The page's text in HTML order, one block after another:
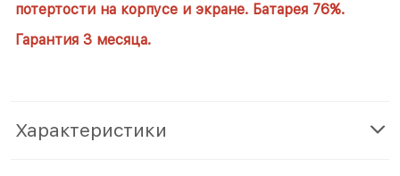
потертости на корпусе и экране. Батарея 76%.
Гарантия 3 месяца.
Характеристики